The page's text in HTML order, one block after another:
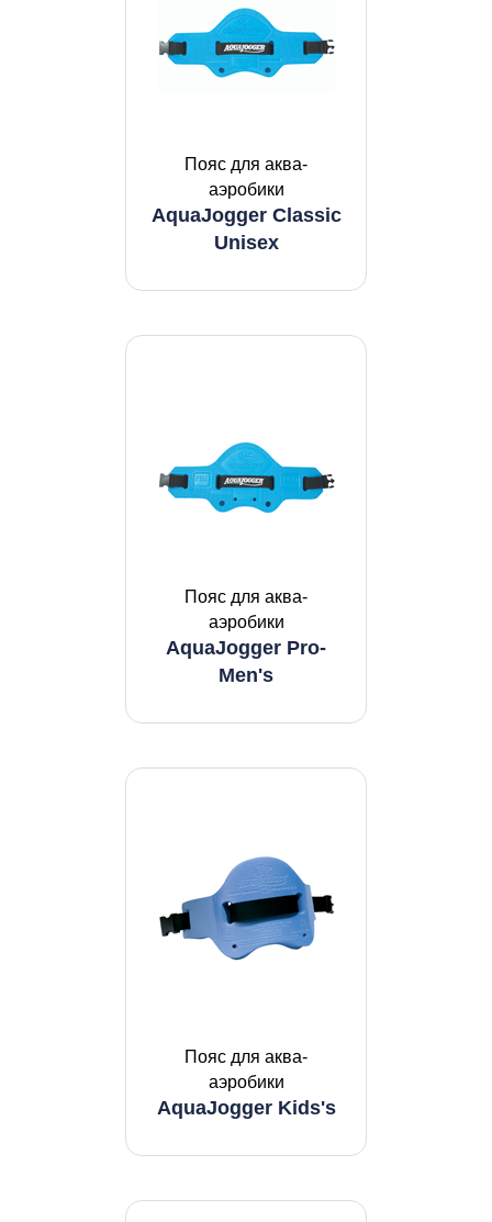
Пояс для аква-
аэробики
AquaJogger Classic
Unisex
Пояс для аква-
аэробики
AquaJogger Pro-
Men's
Пояс для аква-
аэробики
AquaJogger Kids's